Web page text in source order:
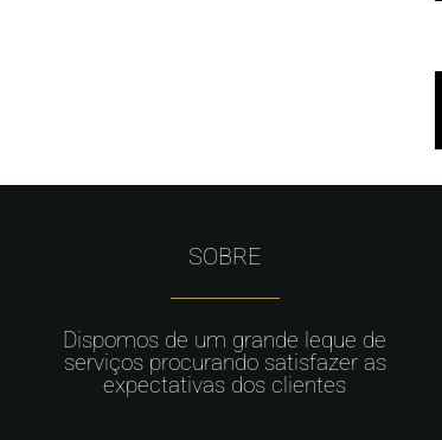
SOBRE
Dispomos de um grande leque de
serviços procurando satisfazer as
expectativas dos clientes